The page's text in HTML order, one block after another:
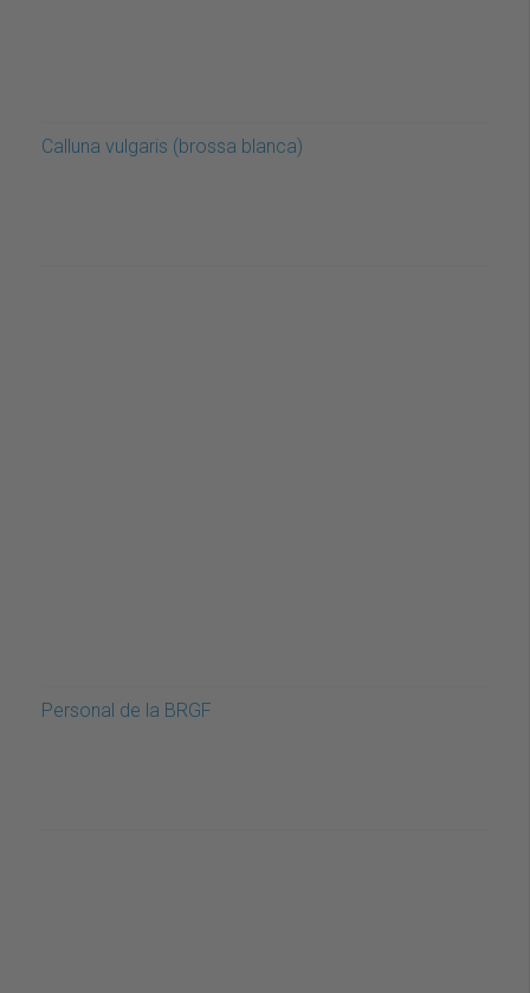
Calluna vulgaris (brossa blanca)
Personal de la BRGF